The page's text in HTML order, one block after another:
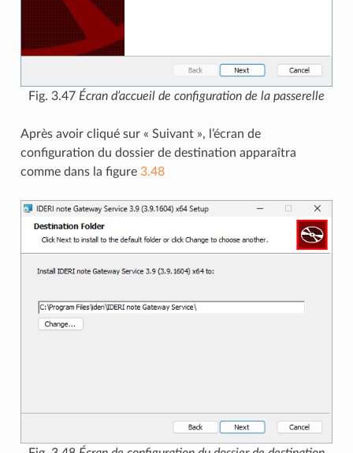
Fig. 3.47 Écran d’accueil de configuration de la passerelle
Après avoir cliqué sur « Suivant », l’écran de
configuration du dossier de destination apparaîtra
comme dans la figure 3.48